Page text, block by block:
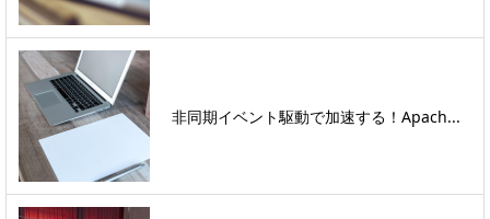
非同期イベント駆動で加速する！Apach...